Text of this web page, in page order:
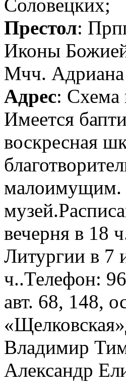
Соловецких;
Престол:
Иконы
Мчч. Адриана
Адрес: Схема
Имеется
воскресная
малоимущим.
вечерня в 18
Литургии в 7
ч..Телефон:
авт. 68, 148,
Владимир
Александр